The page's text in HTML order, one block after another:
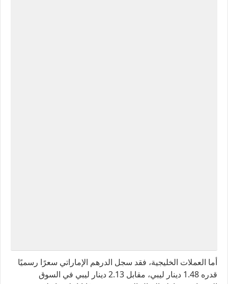
أما العملات الخليجية، فقد سجل الدرهم الإماراتي سعرًا رسميًا
قدره 1.48 دينار ليبي، مقابل 2.13 دينار ليبي في السوق